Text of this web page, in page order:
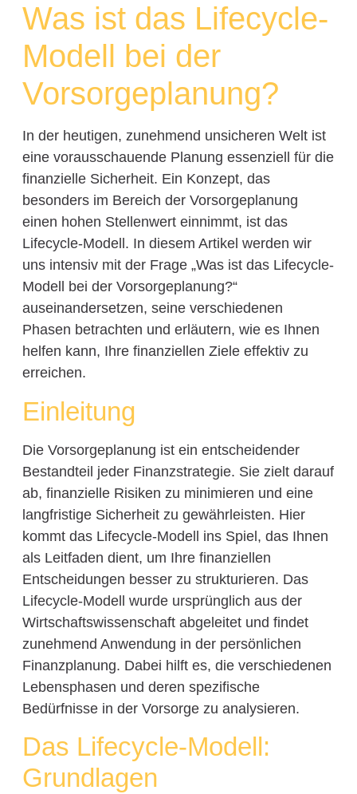
Was ist das Lifecycle-
Modell bei der
Vorsorgeplanung?
In der heutigen, zunehmend unsicheren Welt ist
eine vorausschauende Planung essenziell für die
finanzielle Sicherheit. Ein Konzept, das
besonders im Bereich der Vorsorgeplanung
einen hohen Stellenwert einnimmt, ist das
Lifecycle-Modell. In diesem Artikel werden wir
uns intensiv mit der Frage „Was ist das Lifecycle-
Modell bei der Vorsorgeplanung?“
auseinandersetzen, seine verschiedenen
Phasen betrachten und erläutern, wie es Ihnen
helfen kann, Ihre finanziellen Ziele effektiv zu
erreichen.
Einleitung
Die Vorsorgeplanung ist ein entscheidender
Bestandteil jeder Finanzstrategie. Sie zielt darauf
ab, finanzielle Risiken zu minimieren und eine
langfristige Sicherheit zu gewährleisten. Hier
kommt das Lifecycle-Modell ins Spiel, das Ihnen
als Leitfaden dient, um Ihre finanziellen
Entscheidungen besser zu strukturieren. Das
Lifecycle-Modell wurde ursprünglich aus der
Wirtschaftswissenschaft abgeleitet und findet
zunehmend Anwendung in der persönlichen
Finanzplanung. Dabei hilft es, die verschiedenen
Lebensphasen und deren spezifische
Bedürfnisse in der Vorsorge zu analysieren.
Das Lifecycle-Modell:
Grundlagen